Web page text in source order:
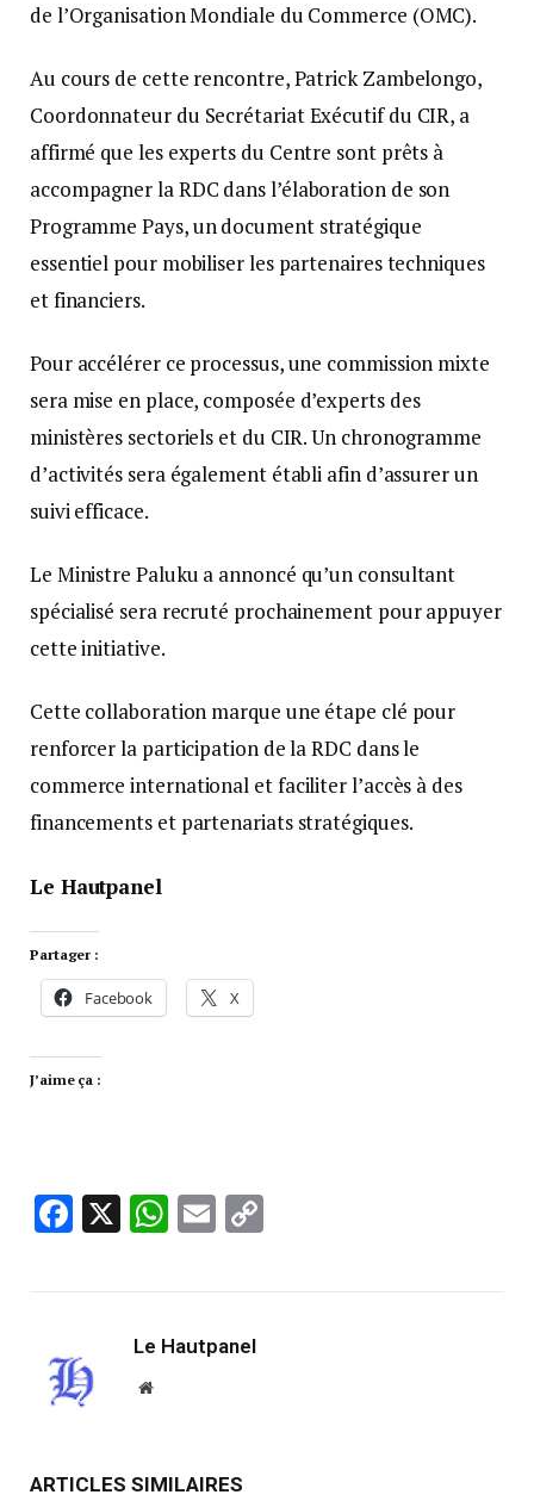
de l’Organisation Mondiale du Commerce (OMC).
Au cours de cette rencontre, Patrick Zambelongo,
Coordonnateur du Secrétariat Exécutif du CIR, a
affirmé que les experts du Centre sont prêts à
accompagner la RDC dans l’élaboration de son
Programme Pays, un document stratégique
essentiel pour mobiliser les partenaires techniques
et financiers.
Pour accélérer ce processus, une commission mixte
sera mise en place, composée d’experts des
ministères sectoriels et du CIR. Un chronogramme
d’activités sera également établi afin d’assurer un
suivi efficace.
Le Ministre Paluku a annoncé qu’un consultant
spécialisé sera recruté prochainement pour appuyer
cette initiative.
Cette collaboration marque une étape clé pour
renforcer la participation de la RDC dans le
commerce international et faciliter l’accès à des
financements et partenariats stratégiques.
Le Hautpanel
Partager :
Facebook X
J’aime ça :
Facebook
X WhatsApp
Email
Le Hautpanel
Website
ARTICLES SIMILAIRES